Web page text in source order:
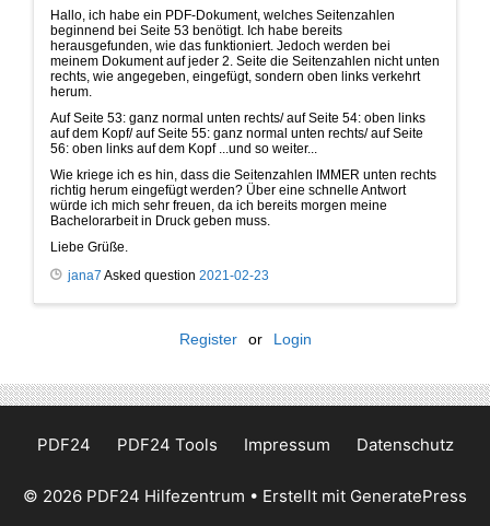
Hallo, ich habe ein PDF-Dokument, welches Seitenzahlen
beginnend bei Seite 53 benötigt. Ich habe bereits
herausgefunden, wie das funktioniert. Jedoch werden bei
meinem Dokument auf jeder 2. Seite die Seitenzahlen nicht unten
rechts, wie angegeben, eingefügt, sondern oben links verkehrt
herum.
Auf Seite 53: ganz normal unten rechts/ auf Seite 54: oben links
auf dem Kopf/ auf Seite 55: ganz normal unten rechts/ auf Seite
56: oben links auf dem Kopf ...und so weiter...
Wie kriege ich es hin, dass die Seitenzahlen IMMER unten rechts
richtig herum eingefügt werden? Über eine schnelle Antwort
würde ich mich sehr freuen, da ich bereits morgen meine
Bachelorarbeit in Druck geben muss.
Liebe Grüße.
jana7 Asked question 2021-02-23
Register or Login
PDF24 PDF24 Tools Impressum Datenschutz
© 2026 PDF24 Hilfezentrum • Erstellt mit GeneratePress